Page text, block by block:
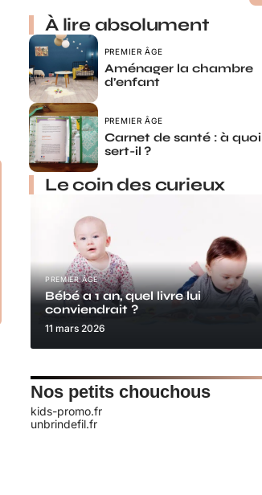
À lire absolument
PREMIER ÂGE
Aménager la chambre
d’enfant
PREMIER ÂGE
Carnet de santé : à quoi
sert-il ?
Le coin des curieux
PREMIER ÂGE
Bébé a 1 an, quel livre lui
conviendrait ?
11 mars 2026
Nos petits chouchous
kids-promo.fr
unbrindefil.fr